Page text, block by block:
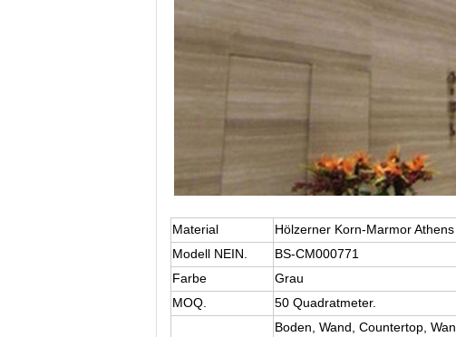
Material
Hölzerner Korn-Marmor Athens
Modell NEIN.
BS-CM000771
Farbe
Grau
MOQ.
50 Quadratmeter.
Boden, Wand, Countertop,